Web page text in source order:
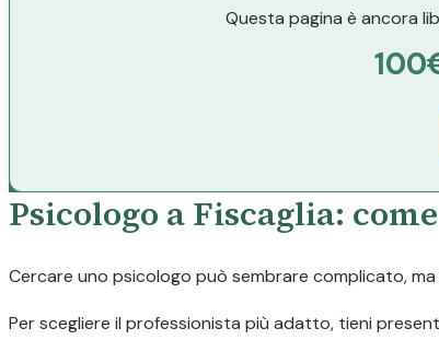
Questa pagina è ancora
Psicologo a Fiscaglia:
Cercare uno psicologo può sembrare complicato,
Per scegliere il professionista più adatto, tieni